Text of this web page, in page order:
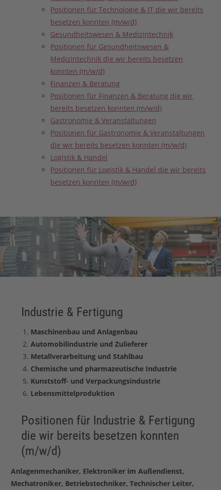
Positionen für Technologie & IT die wir bereits
besetzen konnten (m/w/d)
Gesundheitswesen & Medizintechnik
Positionen für Gesundheitswesen &
Medizintechnik die wir bereits besetzen
konnten (m/w/d)
Finanzen & Beratung
Positionen für Finanzen & Beratung die wir
bereits besetzen konnten (m/w/d)
Gastronomie & Veranstaltungen
Positionen für Gastronomie & Veranstaltungen
die wir bereits besetzen konnten (m/w/d)
Logistik & Handel
Positionen für Logistik & Handel die wir bereits
besetzen konnten (m/w/d)
Industrie & Fertigung
Maschinenbau und Anlagenbau
Automobilindustrie und Zulieferer
Metallverarbeitung und Stahlbau
Chemische und pharmazeutische Industrie
Kunststoff- und Verpackungsindustrie
Lebensmittelproduktion
Positionen für Industrie & Fertigung
die wir bereits besetzen konnten
(m/w/d)
Anlagenmechaniker, Elektroniker im Außendienst,
Mechatroniker, Betriebstechniker, Technischer Leiter,